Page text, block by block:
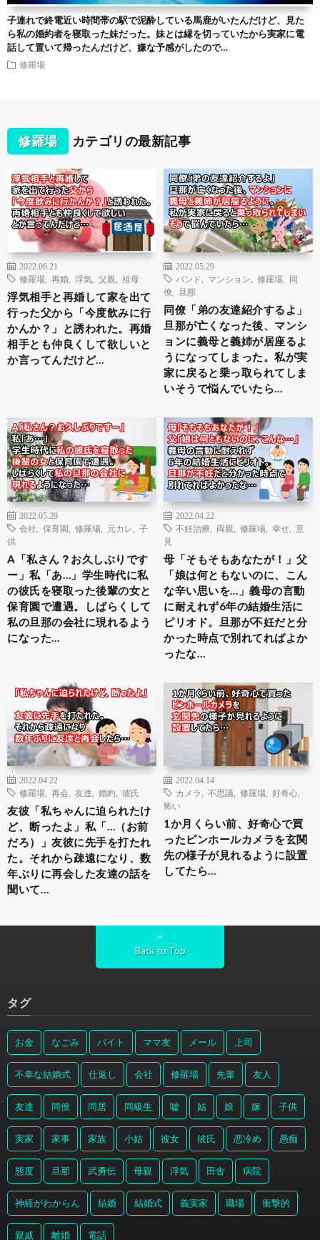
子連れで終電近い時間帯の駅で泥酔している馬鹿がいたんだけど、見た
ら私の婚約者を寝取った妹だった。妹とは縁を切っていたから実家に電
話して置いて帰ったんだけど、嫌な予感がしたので…
修羅場
修羅場 カテゴリの最新記事
2022.06.21
修羅場
再婚 浮気 父親 祖母
浮気相手と再婚して家を出て
行った父から「今度飲みに行
かんか？」と誘われた。再婚
相手とも仲良くして欲しいと
か言ってんだけど…
2022.05.29
バンド
マンション 修羅場
同
僚
旦那
同僚「弟の友達紹介するよ」
旦那が亡くなった後、マンシ
ョンに義母と義姉が居座るよ
うになってしまった。私が実
家に戻ると乗っ取られてしま
いそうで悩んでいたら…
2022.05.29
会社
保育園 修羅場 元カレ
子
供
A「私さん？お久しぶりです
ー」私「あ…」学生時代に私
の彼氏を寝取った後輩の女と
保育園で遭遇。しばらくして
私の旦那の会社に現れるよう
になった…
2022.04.22
不妊治療
両親 修羅場 幸せ
意
見
母「そもそもあなたが！」父
「娘は何ともないのに、こん
な辛い思いを…」義母の言動
に耐えれず6年の結婚生活に
ピリオド。旦那が不妊だと分
かった時点で別れてればよか
ったな…
2022.04.22
修羅場
再会 友達 婚約 彼氏
友彼「私ちゃんに迫られたけ
ど、断ったよ」私「…（お前
だろ）」友彼に先手を打たれ
た。それから疎遠になり、数
年ぶりに再会した友達の話を
聞いて…
2022.04.14
カメラ
不思議 修羅場 好奇心
怖い
1か月くらい前、好奇心で買
ったピンホールカメラを玄関
先の様子が見れるように設置
してたら…
Back to Top
タグ
お金 なごみ バイト ママ友 メール 上司
不幸な結婚式 仕返し 会社 修羅場 先輩 友人
友達 同僚 同居 同級生 嘘 姑 娘 嫁 子供
実家 家事 家族 小姑 彼女 彼氏 恋冷め 愚痴
態度 旦那 武勇伝 母親 浮気 田舎 病院
神経がわからん 結婚 結婚式 義実家 職場 衝撃的
親戚 離婚 電話